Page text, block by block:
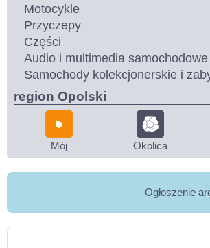
Motocykle
Przyczepy
Części
Audio i multimedia samochodowe
Samochody kolekcjonerskie i
region Opolski
Mój Okolica
Ogłoszenie